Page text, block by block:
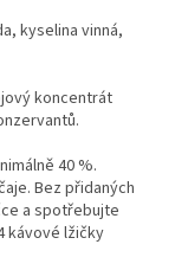
kyselina vinná,
koncentrát
40 %.
Bez přidaných
a spotřebujte
kávové lžičky